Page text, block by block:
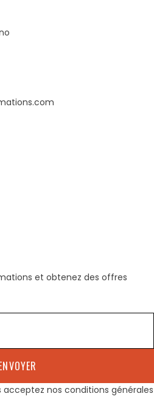
et obtenez des offres
nos conditions générales